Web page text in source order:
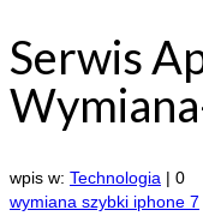
Serwis
wpis w: Technologia | 0
wymiana szybki iphone 7